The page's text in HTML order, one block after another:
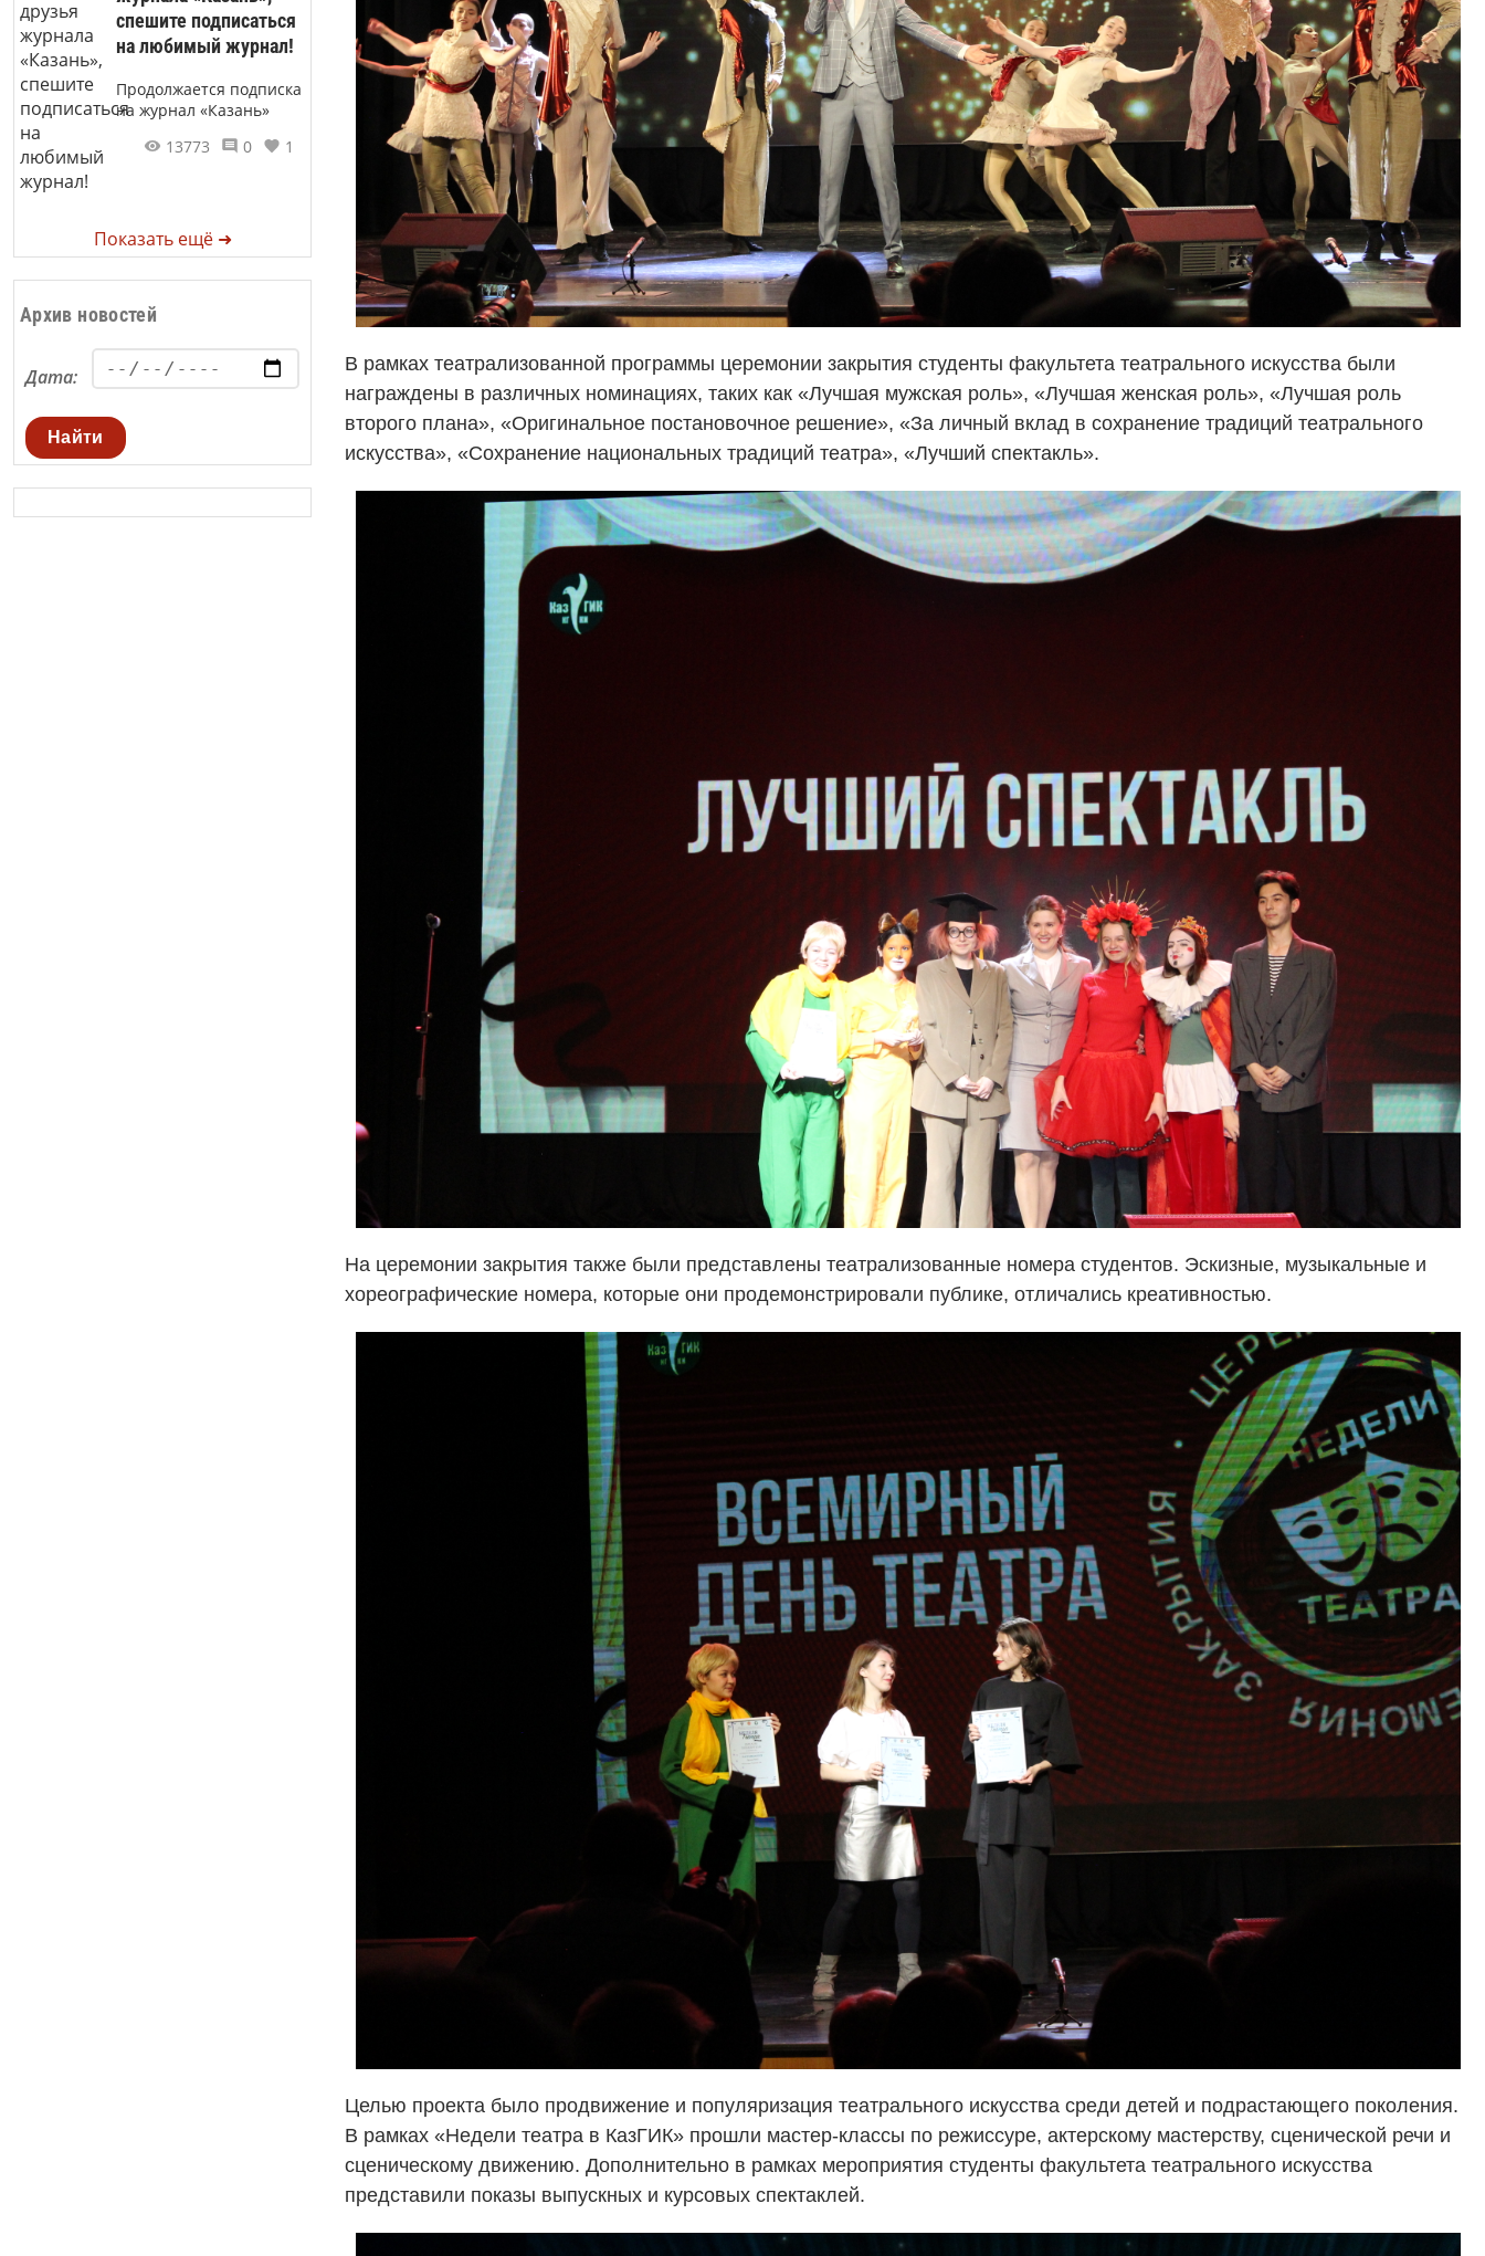
спешите подписаться
на любимый журнал!
Продолжается подписка
на журнал «Казань»
13773
0 1
Показать ещё ➜
Архив новостей
Дата:
Найти
В рамках театрализованной программы церемонии закрытия студенты факультета театрального искусства были
награждены в различных номинациях, таких как «Лучшая мужская роль», «Лучшая женская роль», «Лучшая роль
второго плана», «Оригинальное постановочное решение», «За личный вклад в сохранение традиций театрального
искусства», «Сохранение национальных традиций театра», «Лучший спектакль».
На церемонии закрытия также были представлены театрализованные номера студентов. Эскизные, музыкальные и
хореографические номера, которые они продемонстрировали публике, отличались креативностью.
Целью проекта было продвижение и популяризация театрального искусства среди детей и подрастающего поколения.
В рамках «Недели театра в КазГИК» прошли мастер-классы по режиссуре, актерскому мастерству, сценической речи и
сценическому движению. Дополнительно в рамках мероприятия студенты факультета театрального искусства
представили показы выпускных и курсовых спектаклей.